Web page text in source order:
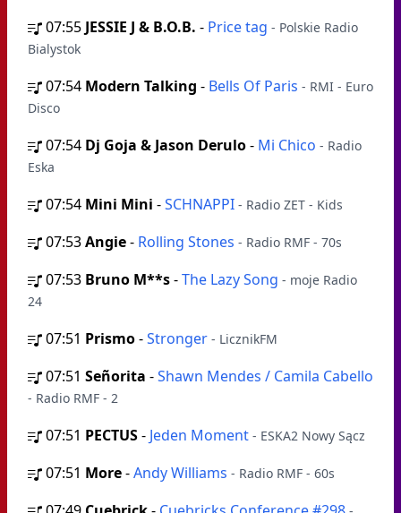
07:55 JESSIE J & B.O.B. - Price tag - Polskie Radio
Bialystok
07:54 Modern Talking - Bells Of Paris - RMI - Euro
Disco
07:54 Dj Goja & Jason Derulo- Mi Chico - Radio
Eska
07:54 Mini Mini -SCHNAPPI - Radio ZET - Kids
07:53Angie- Rolling Stones - Radio RMF - 70s
07:53 Bruno M**s-The Lazy Song - moje Radio
24
07:51 Prismo-Stronger - LicznikFM
07:51 Señorita -Shawn Mendes / Camila Cabello
- Radio RMF - 2
07:51 PECTUS- Jeden Moment - ESKA2 Nowy Sącz
07:51 More-Andy Williams - Radio RMF - 60s